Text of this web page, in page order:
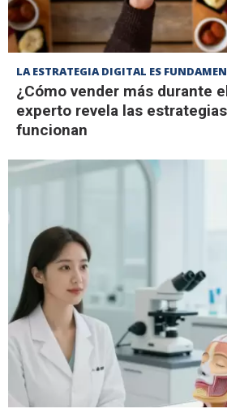
LA ESTRATEGIA DIGITAL ES
¿Cómo vender más durante
experto revela las
funcionan